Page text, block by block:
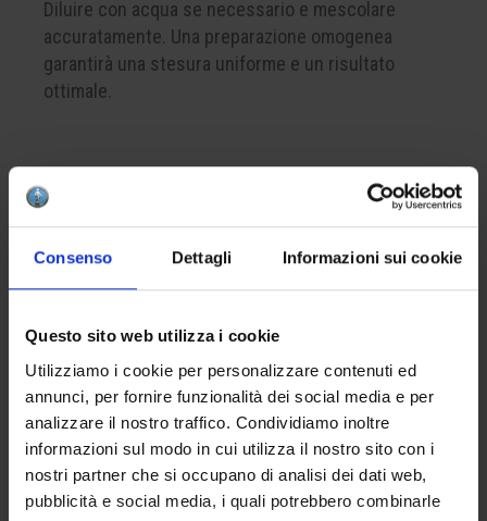
Consenso Dettagli Informazioni sui cookie
Questo sito web utilizza i cookie
Utilizziamo i cookie per personalizzare contenuti ed
annunci, per fornire funzionalità dei social media e per
analizzare il nostro traffico. Condividiamo inoltre
informazioni sul modo in cui utilizza il nostro sito con i
nostri partner che si occupano di analisi dei dati web,
pubblicità e social media, i quali potrebbero combinarle
Diluire con acqua se necessario e mescolare
accuratamente. Una preparazione omogenea
garantirà una stesura uniforme e un risultato
ottimale.
CREA LA TUA BOX
Per comporre la tua box del colore, ricorda di
inserire nel carrello almeno 4 prodotti. Questo è il
confezione.
APPLICAZIONE
Applicare da una a tre mani sul biscotto.
L’eventuale finitura con la cristallina apiombica
HCE 001 intensificherà la brillantezza del risultato